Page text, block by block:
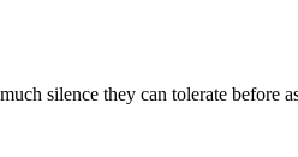
silence they can tolerate before